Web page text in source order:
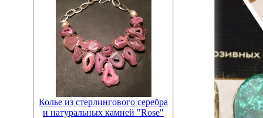
Колье из стерлингового серебра
и натуральных камней "Rose"